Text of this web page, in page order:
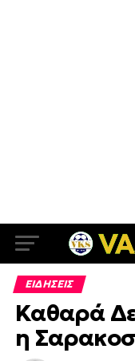
ΕΙΔΗΣΕΙΣ
Καθαρά
η